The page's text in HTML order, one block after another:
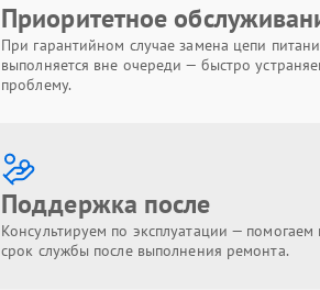
Приоритетное
При гарантийном случае замена цепи
выполняется вне очереди — быстро
проблему.
Поддержка после
Консультируем по эксплуатации — помогаем
срок службы после выполнения ремонта.